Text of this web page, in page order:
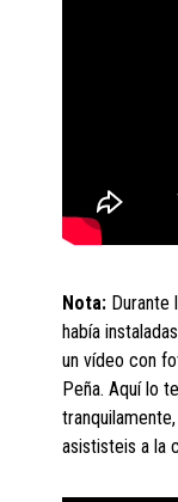
Nota: Durante
había
un vídeo con
Peña. Aquí lo
asististeis a la